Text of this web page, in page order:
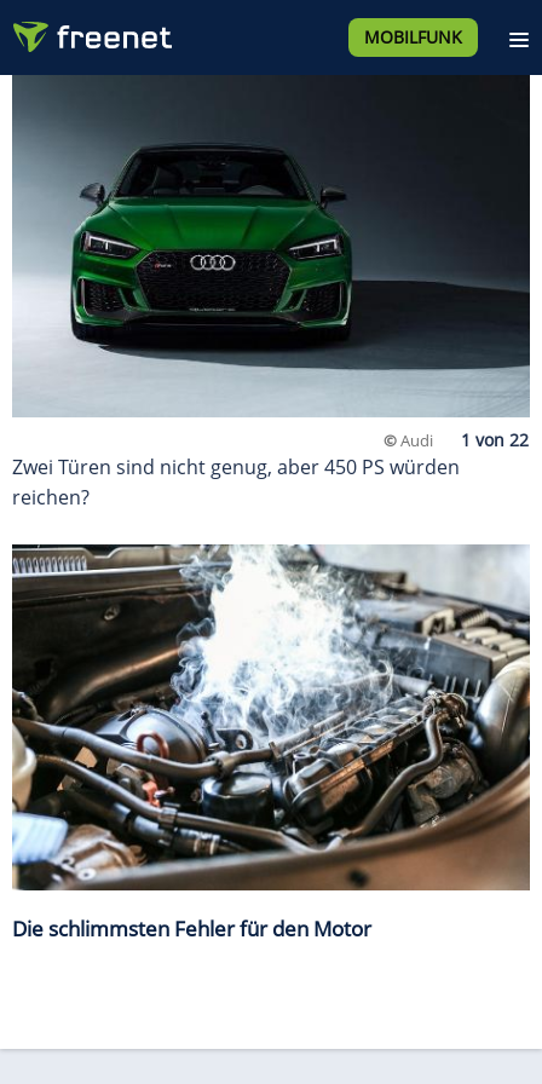
MOBILFUNK
©Audi
Zwei Türen sind nicht genug, aber 450 PS würden
reichen?
Die schlimmsten Fehler für den Motor